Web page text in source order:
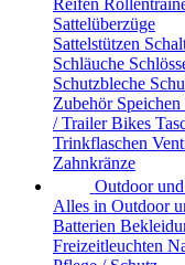
Sattelüberzüge
Sattelstützen
Schläuche
Schutzbleche
Zubehör Speichen
/ Trailer Bikes
Trinkflaschen
Zahnkränze
Outdoor
Alles in Outdoor
Batterien
Freizeitleuchten